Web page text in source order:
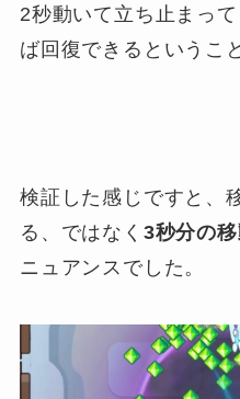
2秒動いて立ち止まっ
ば回復できるというこ
検証した感じですと、
る、ではなく 3秒分の
ニュアンスでした。